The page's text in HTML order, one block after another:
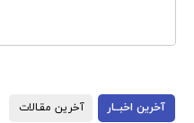
آخرین اخبــار آخرین مقـالات